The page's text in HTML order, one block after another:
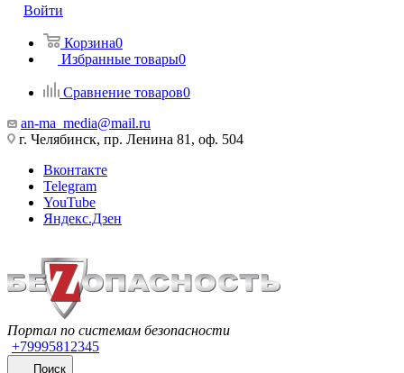
Войти
Корзина0
Избранные товары0
Сравнение товаров0
an-ma_media@mail.ru
г. Челябинск, пр. Ленина 81, оф. 504
Вконтакте
Telegram
YouTube
Яндекс.Дзен
Портал по системам безопасности
+79995812345
Поиск